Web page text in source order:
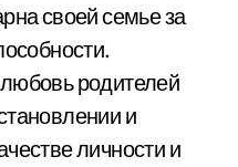
своей семье за
родителей
и
личности и